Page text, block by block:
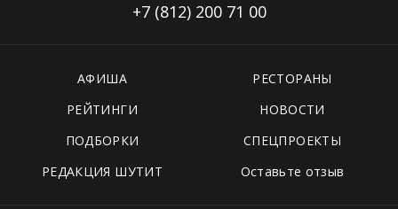
+7 (812) 200 71 00
АФИША
РЕСТОРАНЫ
РЕЙТИНГИ
НОВОСТИ
ПОДБОРКИ
СПЕЦПРОЕКТЫ
РЕДАКЦИЯ ШУТИТ
Оставьте отзыв